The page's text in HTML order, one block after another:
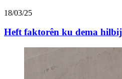
18/03/25
Heft faktorên ku dema